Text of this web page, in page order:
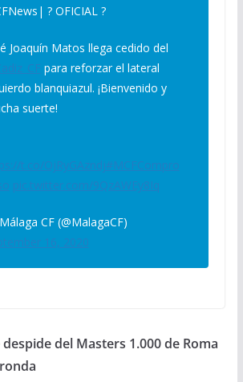
? OFICIAL ?
Joaquín Matos llega cedido del
para reforzar el lateral
blanquiazul. ¡Bienvenido y
suerte!
t.co/OjRyGAzndj#MCFCompro
pic.twitter.com/9QzAWEy8Iq
CF (@MalagaCF)
16, 2020
del Masters 1.000 de Roma